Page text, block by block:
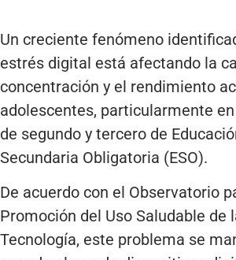
Un creciente fenómeno
estrés digital está afectando la
concentración y el rendimiento
adolescentes, particularmente
de segundo y tercero de
Secundaria Obligatoria (ESO).
De acuerdo con el Observatorio
Promoción del Uso Saludable de
Tecnología, este problema se